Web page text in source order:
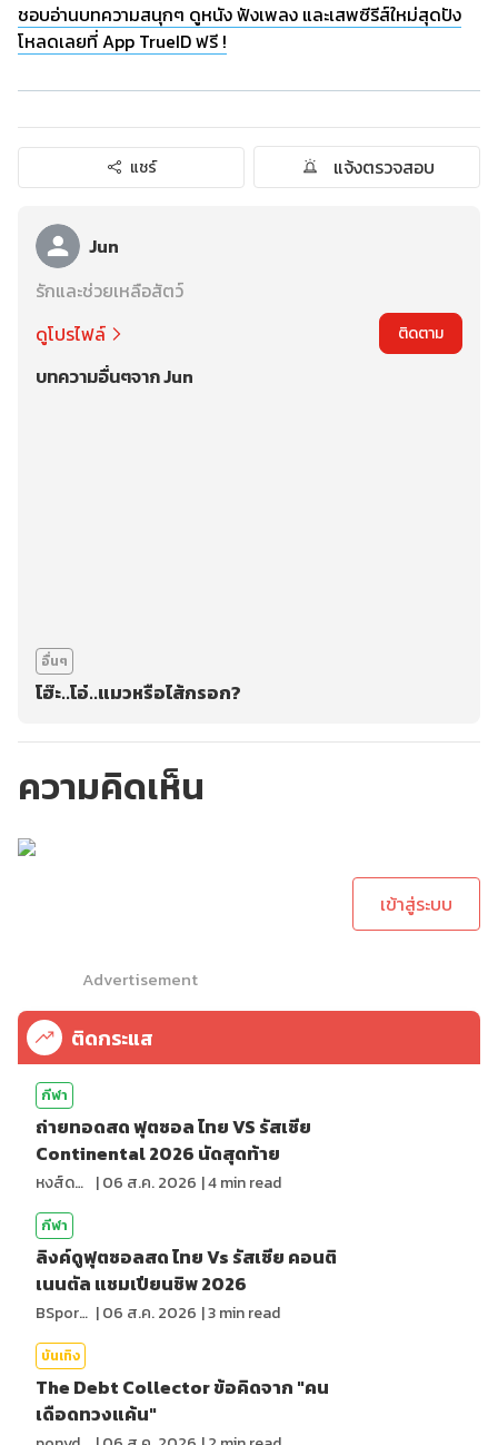
ชอบอ่านบทความสนุกๆ ดูหนัง ฟังเพลง และเสพซีรีส์ใหม่สุดปัง
โหลดเลยที่ App TrueID ฟรี !
แชร์ แจ้งตรวจสอบ
Jun
รักและช่วยเหลือสัตว์
ดูโปรไฟล์
ติดตาม
บทความอื่นๆจาก Jun
อื่นๆ
โฮ๊ะ..โอ๋..แมวหรือไส้กรอก?
ความคิดเห็น
เข้าสู่ระบบ
Advertisement
ติดกระแส
กีฬา
ถ่ายทอดสด ฟุตซอล ไทย VS รัสเซีย
Continental 2026 นัดสุดท้าย
หงส์ดรุณ |06 ส.ค. 2026 |4min read
กีฬา
ลิงค์ดูฟุตซอลสด ไทย Vs รัสเซีย คอนติ
เนนตัล แชมเปียนชิพ 2026
BSports8 |06 ส.ค. 2026 |3min read
บันเทิง
The Debt Collector ข้อคิดจาก "คน
เดือดทวงแค้น"